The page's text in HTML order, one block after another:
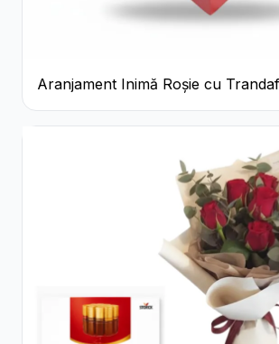
Aranjament Inimă Roșie cu
și Ferrero Rocher Premium